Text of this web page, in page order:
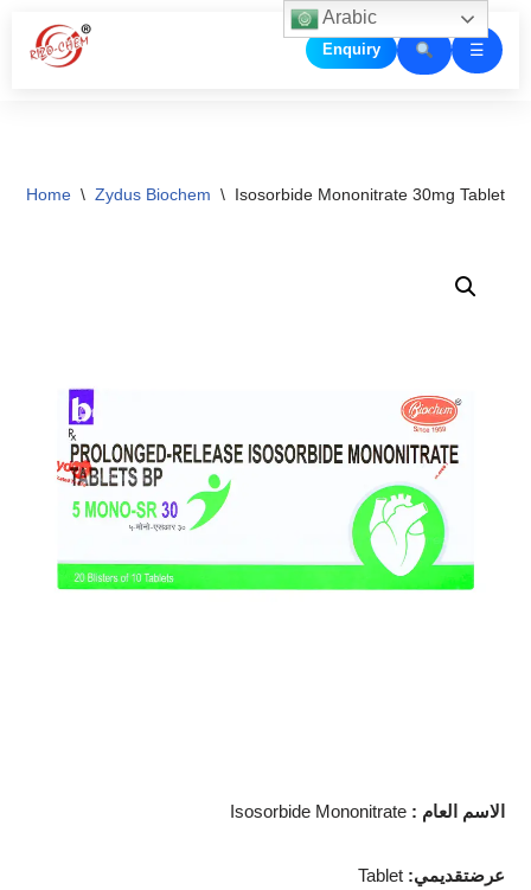
Skip
Enquiry ☰
Home \ Zydus Biochem \ Isosorbide Mononitrate 30mg Tablet
Isosorbide Mononitrate : الاسم العام
Tablet :عرضتقديمي
Arabic